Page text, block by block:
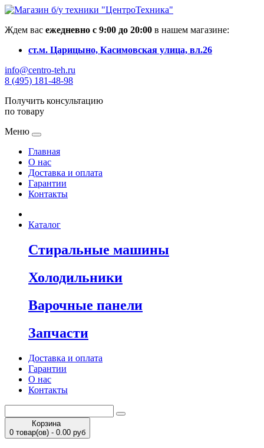
Ждем вас ежедневно с 9:00 до 20:00 в нашем магазине:
ст.м. Царицыно, Касимовская улица, вл.26
info@centro-teh.ru
8 (495) 181-48-98
Получить консультацию
по товару
Меню
Главная
О нас
Доставка и оплата
Гарантии
Контакты
Каталог
Стиральные машины
Холодильники
Варочные панели
Запчасти
Доставка и оплата
Гарантии
О нас
Контакты
Корзина
0 товар(ов) - 0.00 руб